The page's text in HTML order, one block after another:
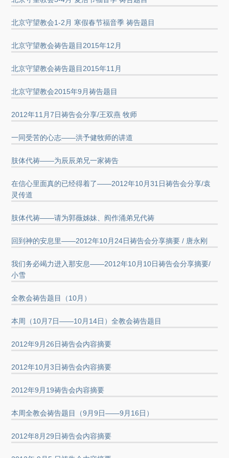
北京守望教会1-2月 寒假春节福音季 祷告题目
北京守望教会祷告题目2015年12月
北京守望教会祷告题目2015年11月
北京守望教会2015年9月祷告题目
2012年11月7日祷告会分享/王双燕 牧师
一同受苦的心志——洪予健牧师的讲道
肢体代祷——为辰辰弟兄一家祷告
在信心里面真的已经得着了——2012年10月31日祷告会分享/袁
灵传道
肢体代祷——请为郭薇姊妹、阎作涌弟兄代祷
回到神的安息里——2012年10月24日祷告会分享摘要 / 唐永刚
我们务必竭力进入那安息——2012年10月10日祷告会分享摘要/
小雪
全教会祷告题目（10月）
本周（10月7日——10月14日）全教会祷告题目
2012年9月26日祷告会内容摘要
2012年10月3日祷告会内容摘要
2012年9月19祷告会内容摘要
本周全教会祷告题目（9月9日——9月16日）
2012年8月29日祷告会内容摘要